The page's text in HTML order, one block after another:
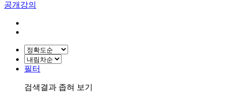
공개강의
필터
검색결과 좁혀 보기